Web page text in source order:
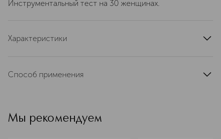
Инструментальный тест на 30 женщинах.
Характеристики
область применения
упругости
Способ применения
Мы рекомендуем